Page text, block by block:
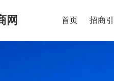
网 首页 招商